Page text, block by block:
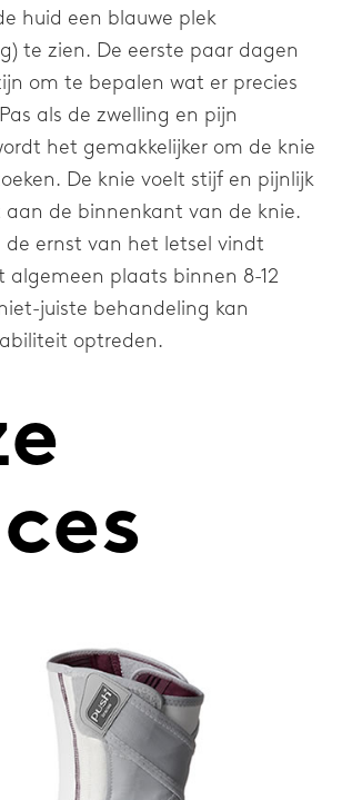
onze onderneming
& Development
Nieuws & Media
Werken bij
Algemeen
Contact
Vragen
Distributeurs
huid een blauwe plek
te zien. De eerste paar dagen
om te bepalen wat er precies
als de zwelling en pijn
het gemakkelijker om de knie
De knie voelt stijf en pijnlijk
de binnenkant van de knie.
de ernst van het letsel vindt
algemeen plaats binnen 8-12
juiste behandeling kan
optreden.